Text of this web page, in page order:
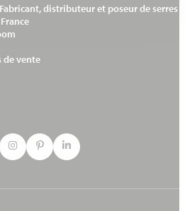
Fabricant, distributeur et poseur de serres
de vente